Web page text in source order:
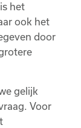
het
ook het
door
gelijk
Voor